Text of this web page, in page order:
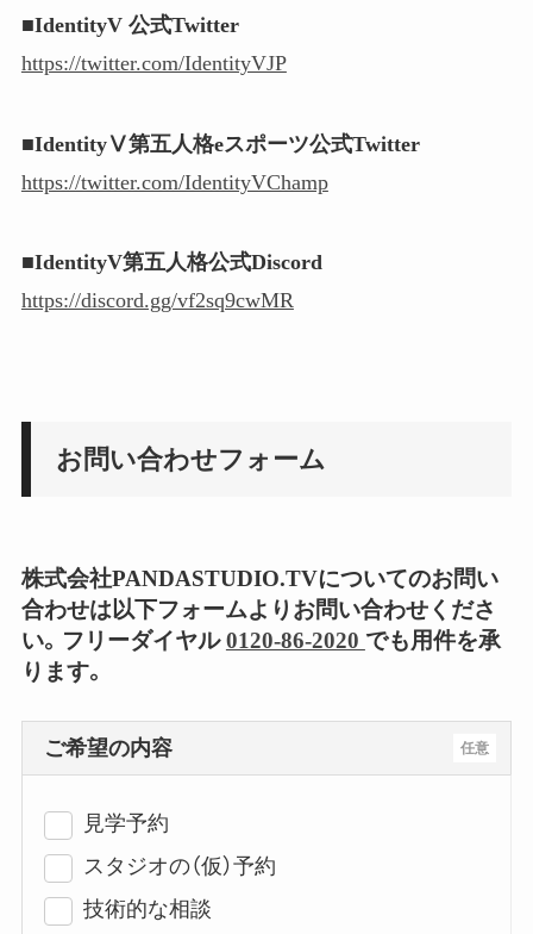
■IdentityV 公式Twitter
https://twitter.com/IdentityVJP
■IdentityⅤ第五人格eスポーツ公式Twitter
https://twitter.com/IdentityVChamp
■IdentityV第五人格公式Discord
https://discord.gg/vf2sq9cwMR
お問い合わせフォーム
株式会社PANDASTUDIO.TVについてのお問い
合わせは以下フォームよりお問い合わせくださ
い。フリーダイヤル0120-86-2020 でも用件を承
ります。
任意
ご希望の内容
見学予約
スタジオの（仮）予約
技術的な相談